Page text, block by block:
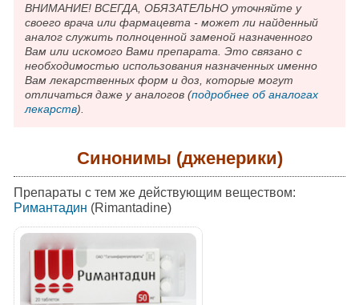
ВНИМАНИЕ! ВСЕГДА, ОБЯЗАТЕЛЬНО уточняйте у
своего врача или фармацевта - может ли найденный
аналог служить полноценной заменой назначенного
Вам или искомого Вами препарата. Это связано с
необходимостью использования назначенных именно
Вам лекарственных форм и доз, которые могут
отличаться даже у аналогов (подробнее об аналогах
лекарств).
Синонимы (дженерики)
Препараты с тем же действующим веществом:
Римантадин (Rimantadine)